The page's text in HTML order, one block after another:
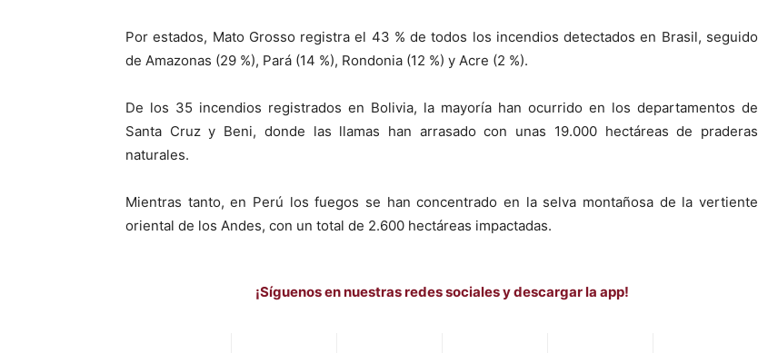
Por estados, Mato Grosso registra el 43 % de todos los incendios detectados en Brasil, seguido
de Amazonas (29 %), Pará (14 %), Rondonia (12 %) y Acre (2 %).
De los 35 incendios registrados en Bolivia, la mayoría han ocurrido en los departamentos de
Santa Cruz y Beni, donde las llamas han arrasado con unas 19.000 hectáreas de praderas
naturales.
Mientras tanto, en Perú los fuegos se han concentrado en la selva montañosa de la vertiente
oriental de los Andes, con un total de 2.600 hectáreas impactadas.
¡Síguenos en nuestras redes sociales y descargar la app!